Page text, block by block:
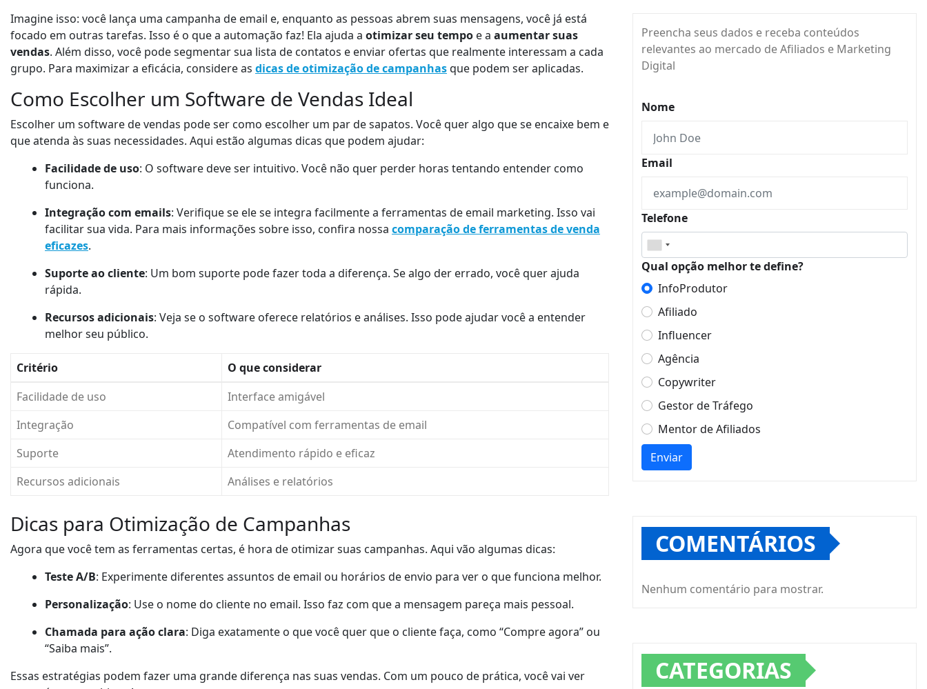
Imagine isso: você lança uma campanha de email e, enquanto as pessoas abrem suas mensagens, você já está
focado em outras tarefas. Isso é o que a automação faz! Ela ajuda a otimizar seu tempo e a aumentar suas
vendas. Além disso, você pode segmentar sua lista de contatos e enviar ofertas que realmente interessam a cada
grupo. Para maximizar a eficácia, considere as dicas de otimização de campanhasque podem ser aplicadas.
Como Escolher um Software de Vendas Ideal
Escolher um software de vendas pode ser como escolher um par de sapatos. Você quer algo que se encaixe bem e
que atenda às suas necessidades. Aqui estão algumas dicas que podem ajudar:
Facilidade de uso: O software deve ser intuitivo. Você não quer perder horas tentando entender como
funciona.
Integração com emails: Verifique se ele se integra facilmente a ferramentas de email marketing. Isso vai
facilitar sua vida. Para mais informações sobre isso, confira nossa comparação de ferramentas de venda
eficazes.
Suporte ao cliente: Um bom suporte pode fazer toda a diferença. Se algo der errado, você quer ajuda
rápida.
Recursos adicionais: Veja se o software oferece relatórios e análises. Isso pode ajudar você a entender
melhor seu público.
Critério
O que considerar
Facilidade de uso
Interface amigável
Integração
Compatível com ferramentas de email
Suporte
Atendimento rápido e eficaz
Recursos adicionais
Análises e relatórios
Dicas para Otimização de Campanhas
Agora que você tem as ferramentas certas, é hora de otimizar suas campanhas. Aqui vão algumas dicas:
Teste A/B: Experimente diferentes assuntos de email ou horários de envio para ver o que funciona melhor.
Personalização: Use o nome do cliente no email. Isso faz com que a mensagem pareça mais pessoal.
Chamada para ação clara: Diga exatamente o que você quer que o cliente faça, como “Compre agora” ou
“Saiba mais”.
Essas estratégias podem fazer uma grande diferença nas suas vendas. Com um pouco de prática, você vai ver
Preencha seus dados e receba conteúdos
relevantes ao mercado de Afiliados e Marketing
Digital
Nome
Email
Telefone
Qual opção melhor te define?
InfoProdutor
Afiliado
Influencer
Agência
Copywriter
Gestor de Tráfego
Mentor de Afiliados
Enviar
COMENTÁRIOS
Nenhum comentário para mostrar.
CATEGORIAS